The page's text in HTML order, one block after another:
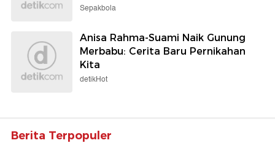
Sepakbola
Anisa Rahma-Suami Naik Gunung
Merbabu: Cerita Baru Pernikahan
Kita
detikHot
Berita Terpopuler